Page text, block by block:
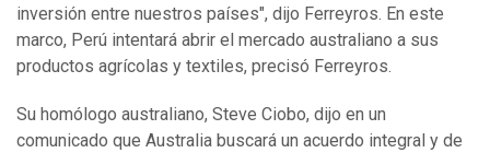
inversión entre nuestros países", dijo Ferreyros. En este
marco, Perú intentará abrir el mercado australiano a sus
productos agrícolas y textiles, precisó Ferreyros.
Su homólogo australiano, Steve Ciobo, dijo en un
comunicado que Australia buscará un acuerdo integral y de